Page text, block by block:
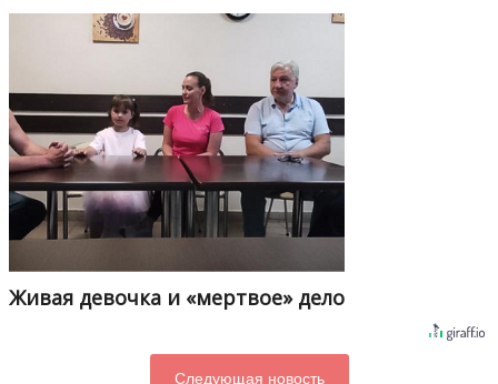
Живая девочка и «мертвое» дело
Следующая новость